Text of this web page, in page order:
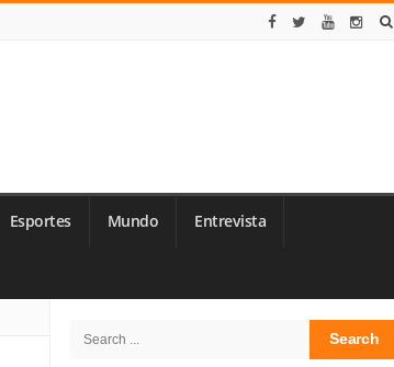
Esportes Mundo Entrevista
Sidebar
Search